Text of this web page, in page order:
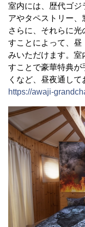
室内には、歴代ゴジ
アやタペストリー、
さらに、それらに
すことによって、昼
みいただけます。室
すことで豪華特典が
くなど、昼夜通して
https://awaji-